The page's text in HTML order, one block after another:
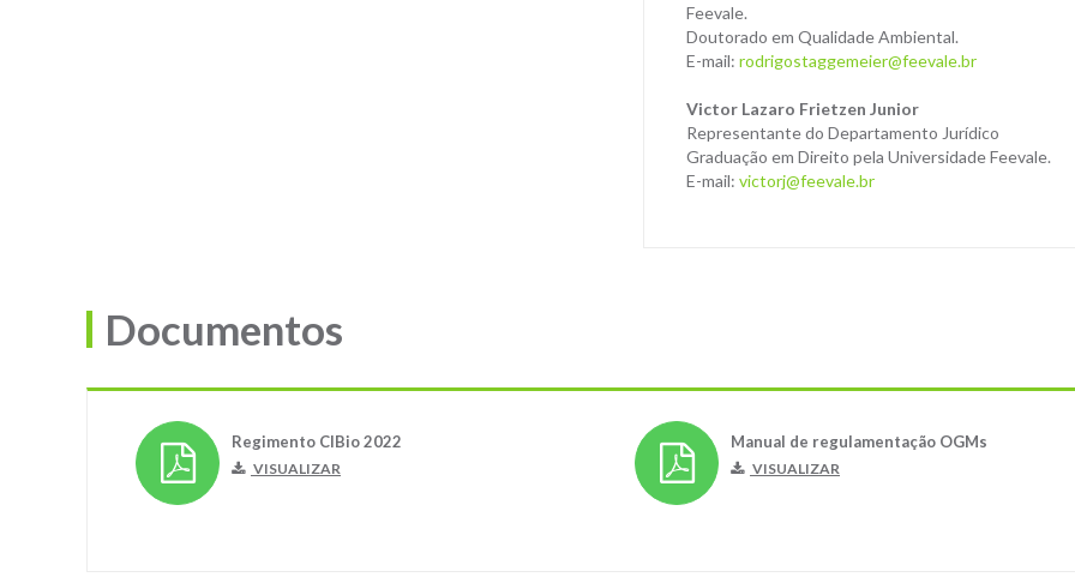
Feevale.
Doutorado em Qualidade Ambiental.
E-mail:rodrigostaggemeier@feevale.br
Victor Lazaro Frietzen Junior
Representante do Departamento Jurídico
Graduação em Direito pela Universidade Feevale.
E-mail:victorj@feevale.br
Documentos
Regimento CIBio 2022
VISUALIZAR
Manual de regulamentação OGMs
VISUALIZAR